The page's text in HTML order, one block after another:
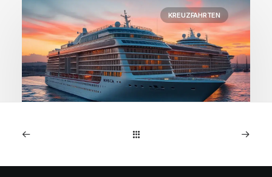
KREUZFAHRTEN
1. Januar 2026